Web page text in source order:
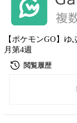
【ポケモンGO】
月第4週